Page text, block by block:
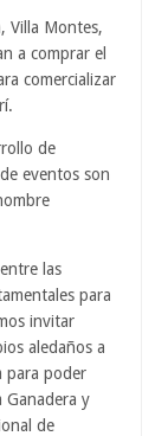
Villa Montes,
a comprar el
comercializar
de
eventos son
las
para
invitar
aledaños a
para poder
Ganadera y
de